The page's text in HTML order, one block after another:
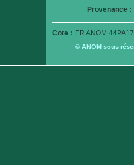
Provenance :
Cote : FR ANOM
© ANOM sous